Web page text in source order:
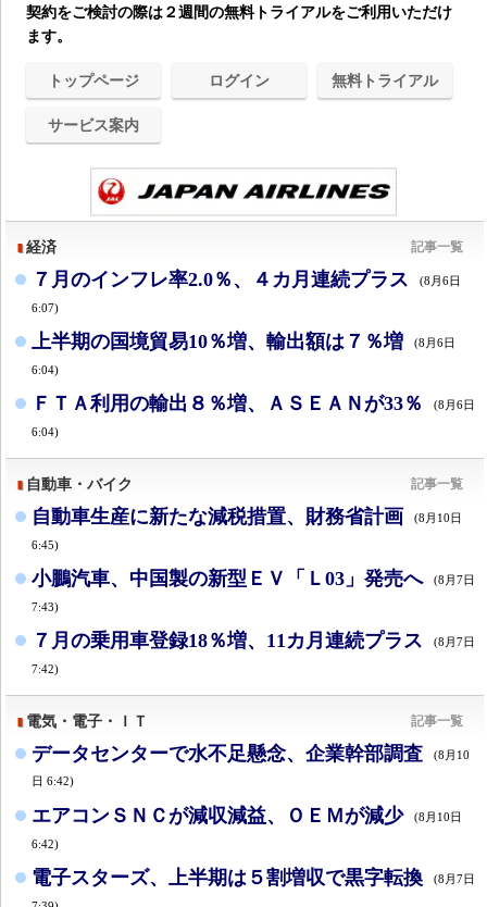
契約をご検討の際は２週間の無料トライアルをご利用いただけ
ます。
トップページ ログイン 無料トライアル
サービス案内
経済 記事一覧
７月のインフレ率2.0％、４カ月連続プラス (8月6日
6:07)
上半期の国境貿易10％増、輸出額は７％増 (8月6日
6:04)
ＦＴＡ利用の輸出８％増、ＡＳＥＡＮが33％ (8月6日
6:04)
自動車・バイク 記事一覧
自動車生産に新たな減税措置、財務省計画 (8月10日
6:45)
小鵬汽車、中国製の新型ＥＶ「Ｌ03」発売へ (8月7日
7:43)
７月の乗用車登録18％増、11カ月連続プラス (8月7日
7:42)
電気・電子・ＩＴ 記事一覧
データセンターで水不足懸念、企業幹部調査
(8月10
日 6:42)
エアコンＳＮＣが減収減益、ＯＥＭが減少 (8月10日
6:42)
電子スターズ、上半期は５割増収で黒字転換 (8月7日